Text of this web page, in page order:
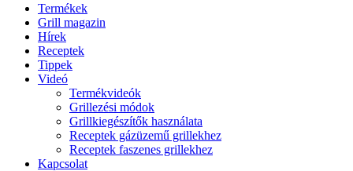
Termékek
Grill magazin
Hírek
Receptek
Tippek
Videó
Termékvideók
Grillezési módok
Grillkiegészítők használata
Receptek gázüzemű grillekhez
Receptek faszenes grillekhez
Kapcsolat